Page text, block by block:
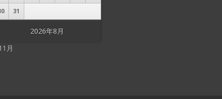
2026年8月
31
月